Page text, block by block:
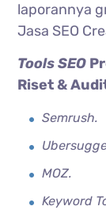
laporannya
Jasa SEO
Tools SEO
Riset &
Semrush.
MOZ.
Keyword